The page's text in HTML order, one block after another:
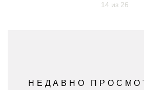
14 из 26
НЕДАВНО